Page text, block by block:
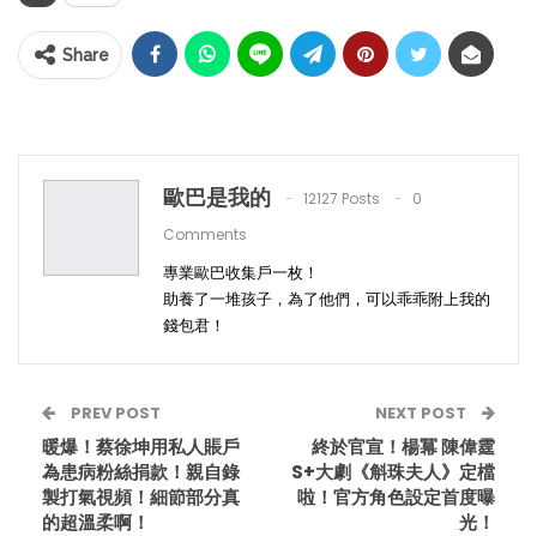
Share
歐巴是我的 12127 Posts
0
Comments
專業歐巴收集戶一枚！
助養了一堆孩子，為了他們，可以乖乖附上我的
錢包君！
PREV POST
暖爆！蔡徐坤用私人賬戶
為患病粉絲捐款！親自錄
製打氣視頻！細節部分真
的超溫柔啊！
NEXT POST
終於官宣！楊冪 陳偉霆
S+大劇《斛珠夫人》定檔
啦！官方角色設定首度曝
光！